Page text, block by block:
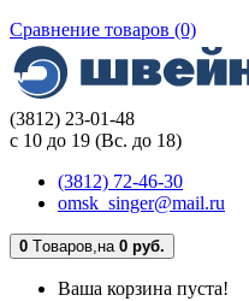
Сравнение товаров (0)
(3812) 23-01-48
с 10 до 19 (Вс. до 18)
(3812) 72-46-30
omsk_singer@mail.ru
0 Tоваров,на 0 руб.
Ваша корзина пуста!